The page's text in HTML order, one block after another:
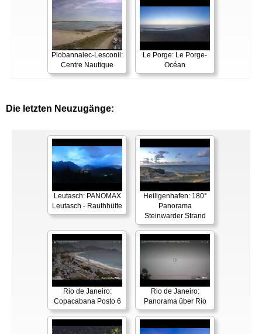
Plobannalec-Lesconil:
Centre Nautique
Le Porge: Le Porge-
Océan
Die letzten Neuzugänge:
Leutasch: PANOMAX
Leutasch - Rauthhütte
Heiligenhafen: 180°
Panorama
Steinwarder Strand
Rio de Janeiro:
Copacabana Posto 6
Rio de Janeiro:
Panorama über Rio